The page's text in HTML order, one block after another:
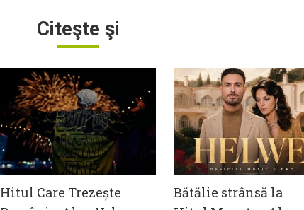
Citeşte şi
Hitul Care Trezește
Bătălie strânsă la